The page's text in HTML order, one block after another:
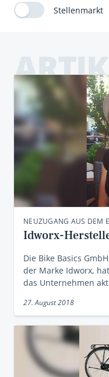
Stellenmarkt
NEUZUGANG AUS DEM
Idworx-
Die Bike Basics
der Marke Idworx,
das Unternehmen
27. August 2018